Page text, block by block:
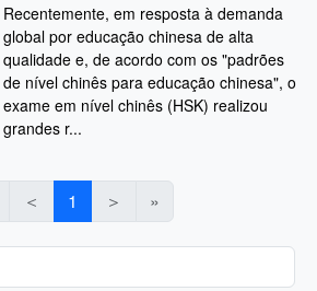
Recentemente, em resposta à demanda
global por educação chinesa de alta
qualidade e, de acordo com os "padrões
de nível chinês para educação chinesa", o
exame em nível chinês (HSK) realizou
grandes r...
＜ 1 ＞ »